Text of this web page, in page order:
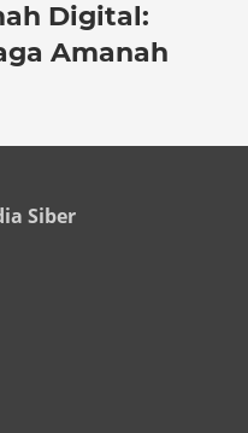
Digital:
Amanah
Siber